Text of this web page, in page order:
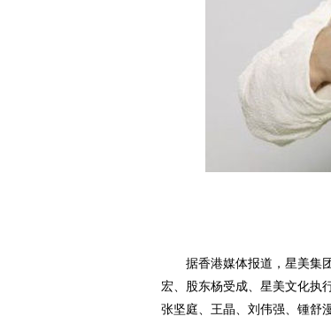
据香港媒体报道，星美集团
宏、股东杨受成、星美文化执
张坚庭、王晶、刘伟强、锺舒